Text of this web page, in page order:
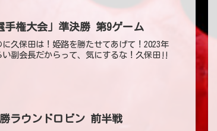
手権大会」準決勝 第9ゲーム
久保田は！姫路を勝たせてあげて！2023年
副会長だからって、気にするな！久保田‼️
ラウンドロビン 前半戦